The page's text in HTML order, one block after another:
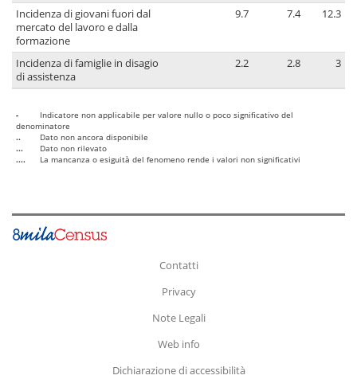
Incidenza di giovani fuori dal
mercato del lavoro e dalla
formazione
9.7 7.4 12.3
Incidenza di famiglie in disagio
di assistenza
2.2 2.8 3
-
Indicatore non applicabile per valore nullo o poco significativo del
denominatore
..
Dato non ancora disponibile
...
Dato non rilevato
....
La mancanza o esiguità del fenomeno rende i valori non significativi
Contatti
Privacy
Note Legali
Web info
Dichiarazione di accessibilità